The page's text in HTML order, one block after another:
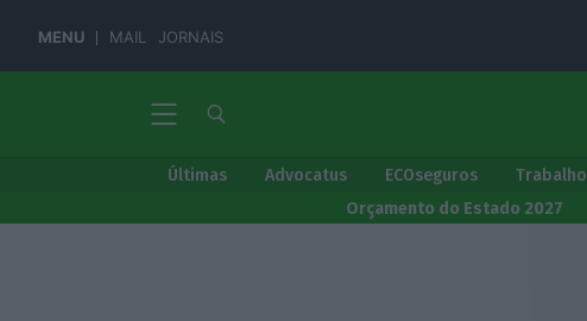
MENU MAIL JORNAIS
Últimas Advocatus ECOseguros Trabalho
Orçamento do Estado 2027